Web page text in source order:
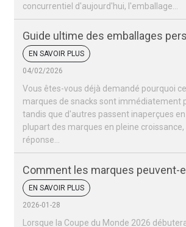
concurrentiel d'aujourd'hui, l'emballage…
Guide ultime des emballages
pour snacks
EN SAVOIR PLUS
04/02/2026
Vous êtes-vous déjà demandé pourquoi
marques de snacks sont immédiatement
tandis que d'autres passent inaperçues en
plupart des marques en pleine
réponse…
Comment les marques peuvent-
remporter un succès retentissant
Coupe du monde 2026 ?
EN SAVOIR PLUS
2026-01-28
Lorsque la Coupe du Monde 2026